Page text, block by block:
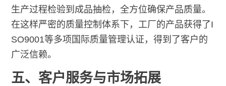
生产过程检验到成品抽检，全方位确保产品质量。
在这样严密的质量控制体系下，工厂的产品获得了I
SO9001等多项国际质量管理认证，得到了客户的
广泛信赖。
五、客户服务与市场拓展